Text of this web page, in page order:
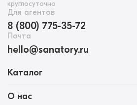
круглосуточно
Для агентов
8 (800) 775-35-72
Почта
hello@sanatory.ru
Каталог
О нас